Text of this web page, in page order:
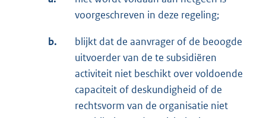
voorgeschreven in deze regeling;
b.
blijkt dat de aanvrager of de beoogde
uitvoerder van de te subsidiëren
activiteit niet beschikt over voldoende
capaciteit of deskundigheid of de
rechtsvorm van de organisatie niet